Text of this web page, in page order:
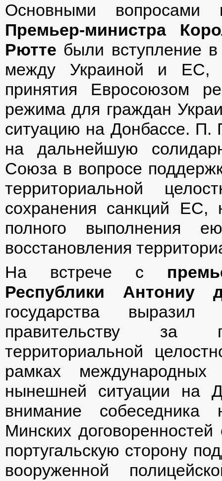
Основными
Премьер-министра
Рютте были вступление
между Украиной и ЕС,
принятия Евросоюзом
режима для граждан
ситуацию на Донбассе. П.
на дальнейшую
Союза в вопросе
территориальной
сохранения санкций ЕС,
полного выполнения
восстановления
На встрече с
Республики Антониу
государства выразил
правительству за
территориальной
рамках
нынешней ситуации на
внимание собеседника
Минских
португальскую сторону
вооруженной